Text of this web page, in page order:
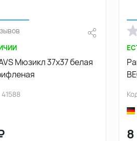
Мюзикл 37x37 белая
41588